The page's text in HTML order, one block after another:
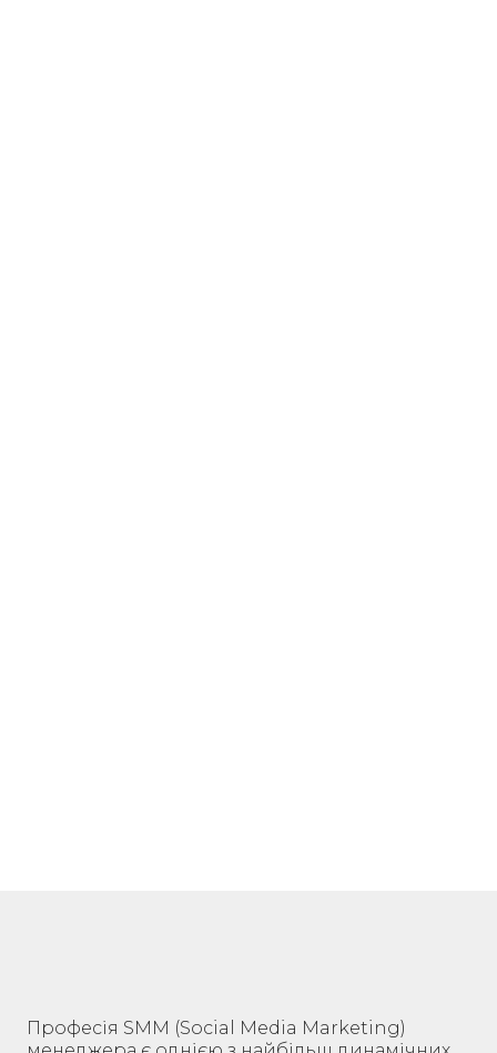
Професія SMM (Social Media Marketing)